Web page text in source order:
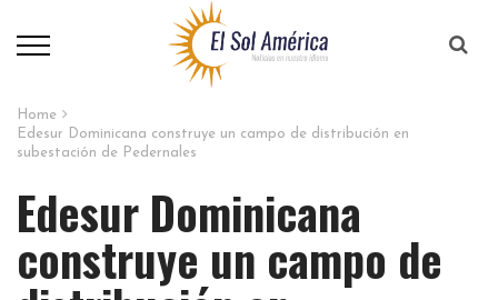
Home
Edesur Dominicana construye un campo de distribución en
subestación de Pedernales
Edesur Dominicana
construye un campo de